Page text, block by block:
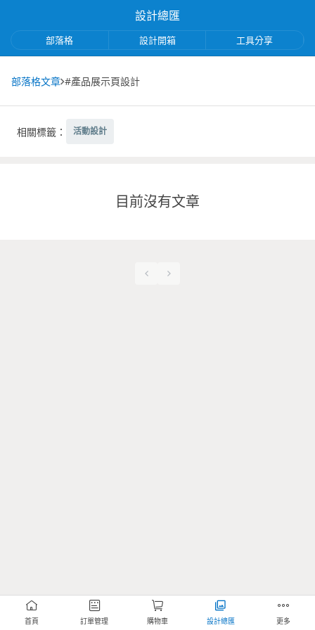
設計總匯
部落格 設計開箱 工具分享
部落格文章 #產品展示頁設計
相關標籤： 活動設計
目前沒有文章
首頁 訂單管理 購物車 設計總匯 更多